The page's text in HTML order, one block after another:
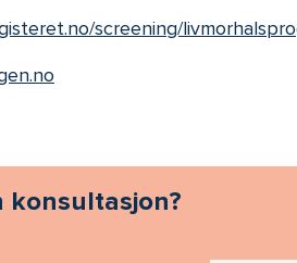
screening/
konsultasjon?